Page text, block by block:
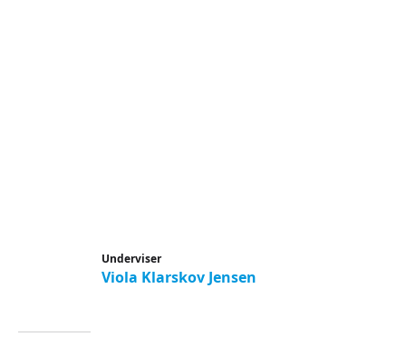
Underviser
Viola Klarskov Jensen